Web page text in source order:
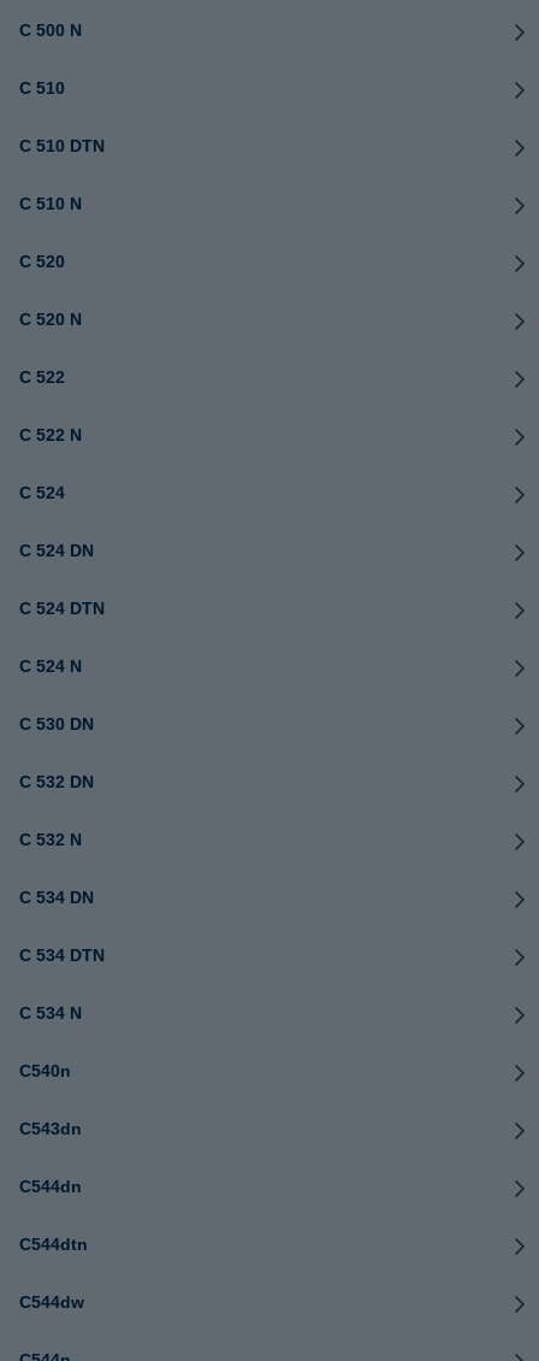
C 500 N
C 510
C 510 DTN
C 510 N
C 520
C 520 N
C 522
C 522 N
C 524
C 524 DN
C 524 DTN
C 524 N
C 530 DN
C 532 DN
C 532 N
C 534 DN
C 534 DTN
C 534 N
C540n
C543dn
C544dn
C544dtn
C544dw